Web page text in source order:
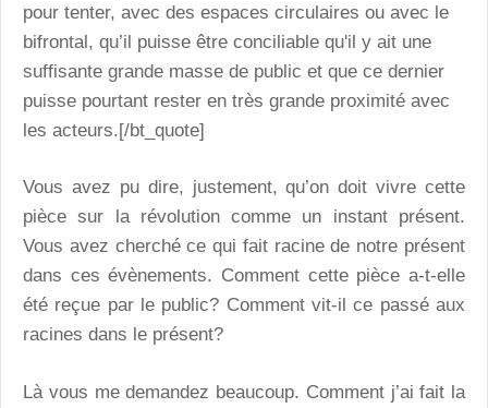
pour tenter, avec des espaces circulaires ou avec le
bifrontal, qu’il puisse être conciliable qu'il y ait une
suffisante grande masse de public et que ce dernier
puisse pourtant rester en très grande proximité avec
les acteurs.[/bt_quote]
Vous avez pu dire, justement, qu’on doit vivre cette
pièce sur la révolution comme un instant présent.
Vous avez cherché ce qui fait racine de notre présent
dans ces évènements. Comment cette pièce a-t-elle
été reçue par le public? Comment vit-il ce passé aux
racines dans le présent?
Là vous me demandez beaucoup. Comment j’ai fait la